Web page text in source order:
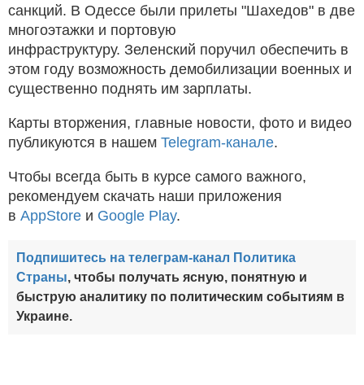
санкций. В Одессе были прилеты "Шахедов" в две
многоэтажки и портовую
инфраструктуру. Зеленский поручил обеспечить в
этом году возможность демобилизации военных и
существенно поднять им зарплаты.
Карты вторжения, главные новости, фото и видео
публикуются в нашем Telegram-канале.
Чтобы всегда быть в курсе самого важного,
рекомендуем скачать наши приложения
в AppStore и Google Play.
Подпишитесь на телеграм-канал Политика
Страны, чтобы получать ясную, понятную и
быструю аналитику по политическим событиям в
Украине.